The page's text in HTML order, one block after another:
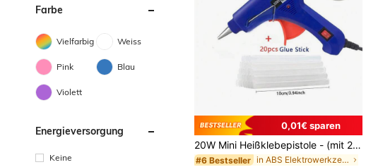
Farbe
Vielfarbig Weiss
Pink Blau
Violett
Energieversorgung
Keine
0,01€ sparen
20W Mini Heißklebepistole - (mit 20 Stück 100mm x 7mm) 7mm Klebesticks kompatibel, ideal für Basteln und Heimwerken. Hobby, Basteln, Heimwerken, Stoff, Holz, Glas, Karton, Schalter, für DIY Kunst. Europlug Haushaltsreparatur-Werkzeug mit Thermowärme
#6 Bestseller in ABS Elektrowerkzeuge